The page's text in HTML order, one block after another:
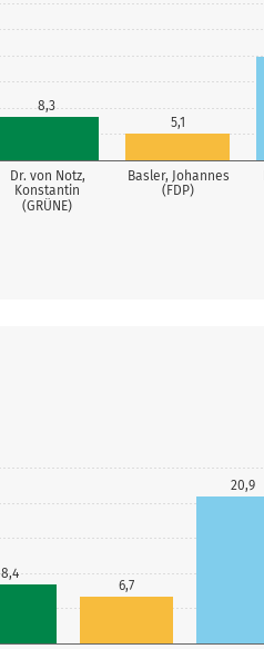
Dr. von Notz,
Konstantin
(GRÜNE)
Basler, Johannes
(FDP)
8,3
5,1
8,4
6,7
20,9